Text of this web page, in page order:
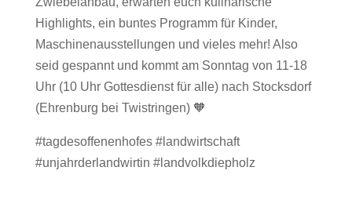
Highlights, ein buntes Programm für Kinder,
Maschinenausstellungen und vieles mehr! Also
seid gespannt und kommt am Sonntag von 11-18
Uhr (10 Uhr Gottesdienst für alle) nach Stocksdorf
(Ehrenburg bei Twistringen) 🧡
#tagdesoffenenhofes #landwirtschaft
#unjahrderlandwirtin #landvolkdiepholz